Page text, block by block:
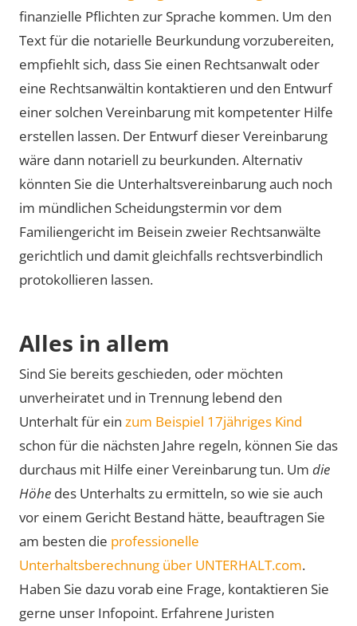
finanzielle Pflichten zur Sprache kommen. Um den
Text für die notarielle Beurkundung vorzubereiten,
empfiehlt sich, dass Sie einen Rechtsanwalt oder
eine Rechtsanwältin kontaktieren und den Entwurf
einer solchen Vereinbarung mit kompetenter Hilfe
erstellen lassen. Der Entwurf dieser Vereinbarung
wäre dann notariell zu beurkunden. Alternativ
könnten Sie die Unterhaltsvereinbarung auch noch
im mündlichen Scheidungstermin vor dem
Familiengericht im Beisein zweier Rechtsanwälte
gerichtlich und damit gleichfalls rechtsverbindlich
protokollieren lassen.
Alles in allem
Sind Sie bereits geschieden, oder möchten
unverheiratet und in Trennung lebend den
Unterhalt für ein zum Beispiel 17jähriges Kind
schon für die nächsten Jahre regeln, können Sie das
durchaus mit Hilfe einer Vereinbarung tun. Um die
Höhe des Unterhalts zu ermitteln, so wie sie auch
vor einem Gericht Bestand hätte, beauftragen Sie
am besten die professionelle
Unterhaltsberechnung über UNTERHALT.com.
Haben Sie dazu vorab eine Frage, kontaktieren Sie
gerne unser Infopoint. Erfahrene Juristen